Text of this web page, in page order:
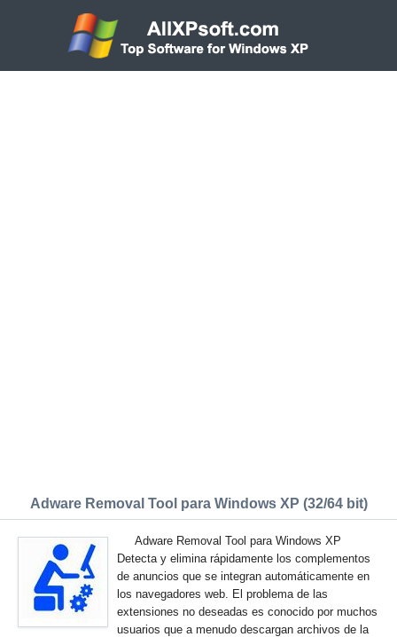
Adware Removal Tool para Windows XP (32/64 bit)
Adware Removal Tool para Windows XP
Detecta y elimina rápidamente los complementos
de anuncios que se integran automáticamente en
los navegadores web. El problema de las
extensiones no deseadas es conocido por muchos
usuarios que a menudo descargan archivos de la